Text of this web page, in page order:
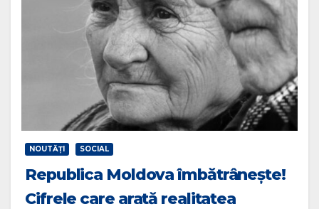
NOUTĂŢI SOCIAL
Republica Moldova îmbătrânește!
Cifrele care arată realitatea